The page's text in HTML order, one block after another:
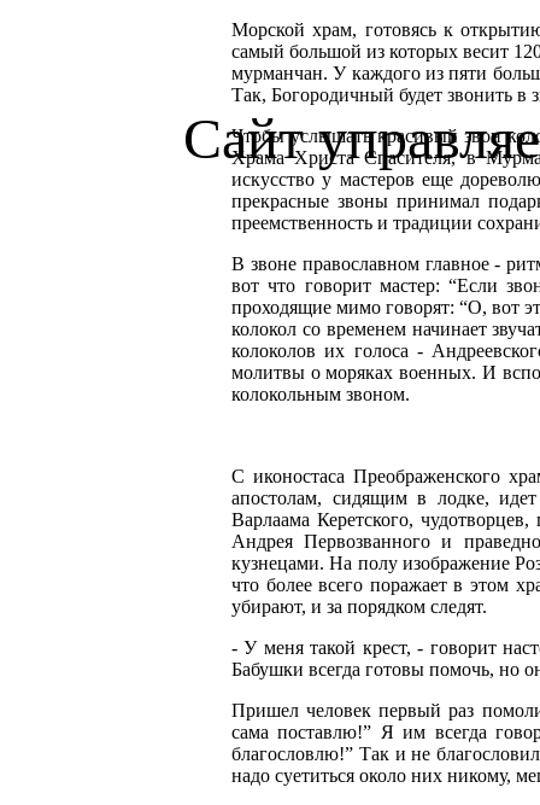
Морской храм, готовясь к
самый большой из которых весит
мурманчан. У каждого из пяти
Так, Богородичный будет звонить в
Чтобы услышать красивый звон
Храма Христа Спасителя, в
искусство у мастеров еще
прекрасные звоны принимал
преемственность и традиции
В звоне православном главное -
вот что говорит мастер: “Если
проходящие мимо говорят: “О, вот
колокол со временем начинает
колоколов их голоса -
молитвы о моряках военных. И
колокольным звоном.
С иконостаса Преображенского
апостолам, сидящим в лодке,
Варлаама Керетского,
Андрея Первозванного и
кузнецами. На полу изображение
что более всего поражает в
убирают, и за порядком следят.
- У меня такой крест, - говорит
Бабушки всегда готовы помочь, но
Пришел человек первый раз
сама поставлю!” Я им всегда
благословлю!” Так и не
надо суетиться около них никому,
Сайт